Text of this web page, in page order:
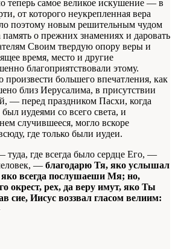
теперь самое великое искушение — в
от которого неукрепленная вера
поэтому новым решительным чудом
о прежних знамениях и даровать
Своим твердую опору веры и
время, место и другие
благоприятствовали этому.
произвести большего впечатления, как
близ Иерусалима, в присутствии
— перед праздником Пасхи, когда
иудеями со всего света, и
случившееся, могло вскоре
где только были иудеи.
туда, где всегда было сердце Его, —
— благодарю Тя, яко услышал
всегда послушаеши Мя; но,
окрест, рех, да веру имут, яко Ты
сие, Иисус воззвал гласом велиим: